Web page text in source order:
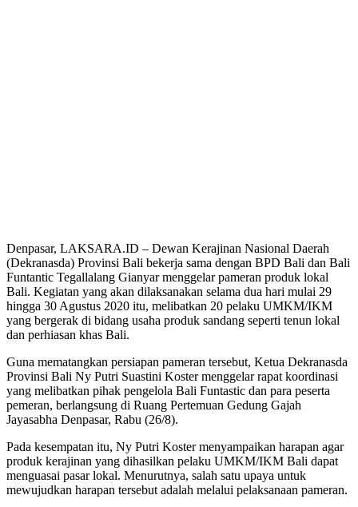
Denpasar, LAKSARA.ID – Dewan Kerajinan Nasional Daerah
(Dekranasda) Provinsi Bali bekerja sama dengan BPD Bali dan Bali
Funtantic Tegallalang Gianyar menggelar pameran produk lokal
Bali. Kegiatan yang akan dilaksanakan selama dua hari mulai 29
hingga 30 Agustus 2020 itu, melibatkan 20 pelaku UMKM/IKM
yang bergerak di bidang usaha produk sandang seperti tenun lokal
dan perhiasan khas Bali.
Guna mematangkan persiapan pameran tersebut, Ketua Dekranasda
Provinsi Bali Ny Putri Suastini Koster menggelar rapat koordinasi
yang melibatkan pihak pengelola Bali Funtastic dan para peserta
pemeran, berlangsung di Ruang Pertemuan Gedung Gajah
Jayasabha Denpasar, Rabu (26/8).
Pada kesempatan itu, Ny Putri Koster menyampaikan harapan agar
produk kerajinan yang dihasilkan pelaku UMKM/IKM Bali dapat
menguasai pasar lokal. Menurutnya, salah satu upaya untuk
mewujudkan harapan tersebut adalah melalui pelaksanaan pameran.